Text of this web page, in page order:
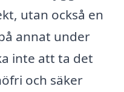
utan också en
annat under
inte att ta det
och säker